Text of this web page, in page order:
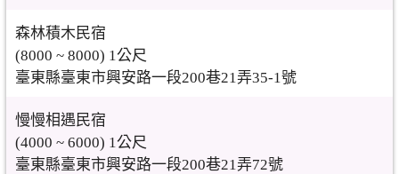
森林積木民宿
(8000 ~ 8000) 1公尺
臺東縣臺東市興安路一段200巷21弄35-1號
慢慢相遇民宿
(4000 ~ 6000) 1公尺
臺東縣臺東市興安路一段200巷21弄72號